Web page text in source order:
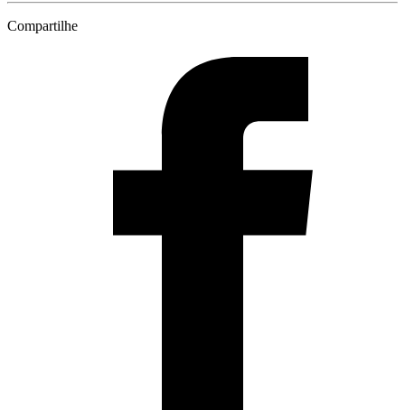
Compartilhe